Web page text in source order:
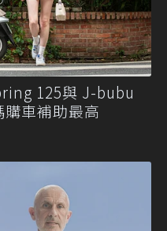
125與 J-bubu
車補助最高